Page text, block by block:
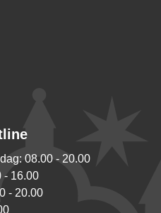
08.00 - 20.00
- 16.00
- 20.00